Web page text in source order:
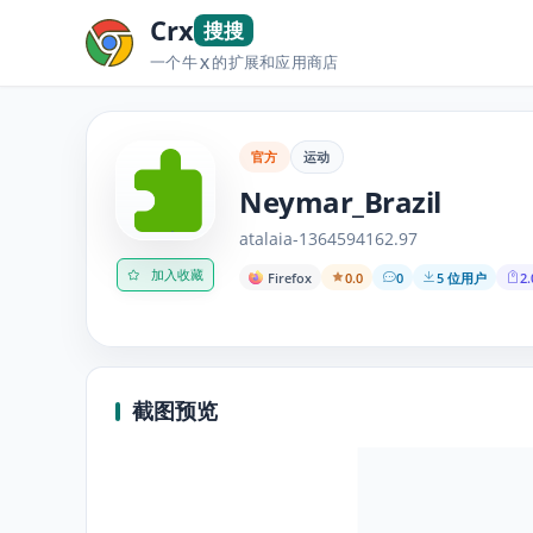
Crx 搜搜
一个牛X的扩展和应用商店
加入收藏
官方 运动
Neymar_Brazil
atalaia-1364594162.97
Firefox 0.0 0 5 位用户
截图预览